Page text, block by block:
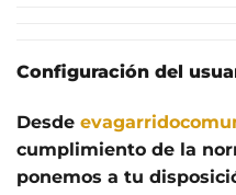
Configuración del
Desde
cumplimiento de la
ponemos a tu